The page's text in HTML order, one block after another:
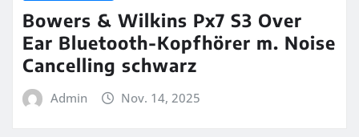
Bowers & Wilkins Px7 S3 Over
Ear Bluetooth-Kopfhörer m. Noise
Cancelling schwarz
Admin Nov. 14, 2025